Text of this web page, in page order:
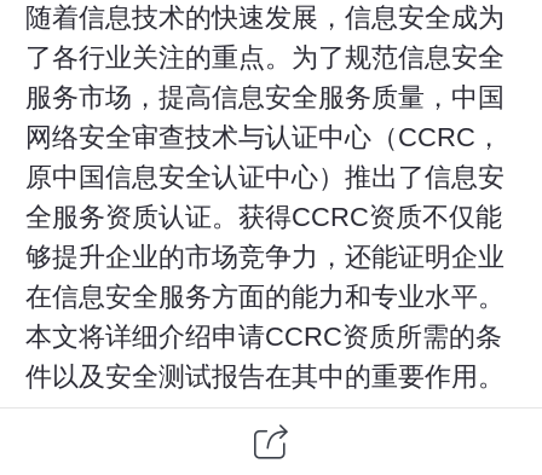
随着信息技术的快速发展，信息安全成为
了各行业关注的重点。为了规范信息安全
服务市场，提高信息安全服务质量，中国
网络安全审查技术与认证中心（CCRC，
原中国信息安全认证中心）推出了信息安
全服务资质认证。获得CCRC资质不仅能
够提升企业的市场竞争力，还能证明企业
在信息安全服务方面的能力和专业水平。
本文将详细介绍申请CCRC资质所需的条
件以及安全测试报告在其中的重要作用。
一、CCRC资质简介